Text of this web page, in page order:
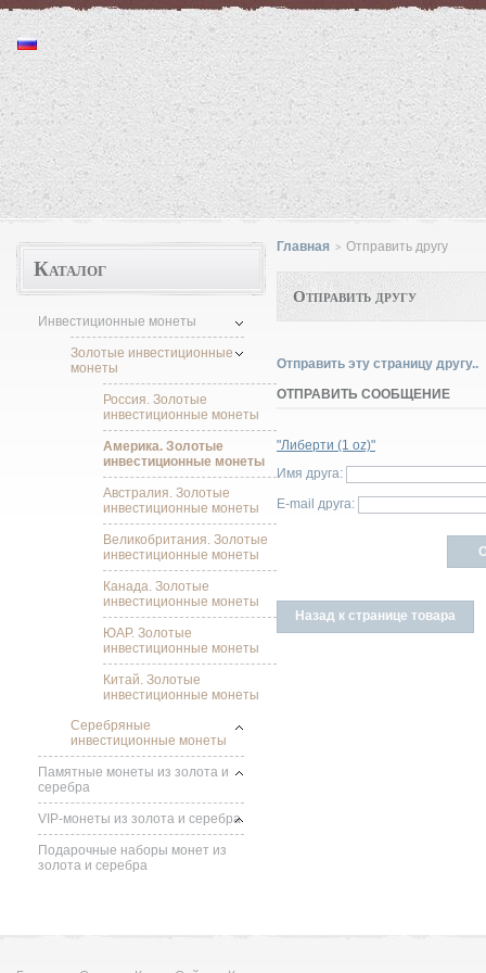
Монеты "http://moneta.1kzn.ru"
Каталог
Инвестиционные монеты
Золотые инвестиционные
монеты
Россия. Золотые
инвестиционные монеты
Америка. Золотые
инвестиционные монеты
Австралия. Золотые
инвестиционные монеты
Великобритания. Золотые
инвестиционные монеты
Канада. Золотые
инвестиционные монеты
ЮАР. Золотые
инвестиционные монеты
Китай. Золотые
инвестиционные монеты
Серебряные
инвестиционные монеты
Памятные монеты из золота и
серебра
VIP-монеты из золота и серебра
Подарочные наборы монет из
золота и серебра
Главная > Отправить другу
Отправить другу
Отправить эту страницу другу..
ОТПРАВИТЬ СООБЩЕНИЕ
"Либерти (1 oz)"
Имя друга:
E-mail друга:
Назад к странице товара